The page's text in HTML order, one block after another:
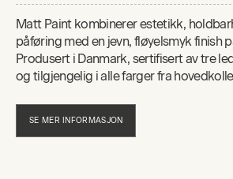
Matt Paint kombinerer estetikk,
påføring med en jevn, fløyelsmyk finish
Produsert i Danmark, sertifisert av tre
og tilgjengelig i alle farger fra
SE MER INFORMASJON